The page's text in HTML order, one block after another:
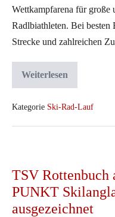
Wettkampfarena für große
Radlbiathleten. Bei besten
Strecke und zahlreichen
WeiterlesenTeilnehmerrekord
beim
Radlbiathlon
Kategorie Ski-Rad-Lauf
als
DSV-
TALENT-
TSV Rottenbuch
PUNKT
ausgezeichnet